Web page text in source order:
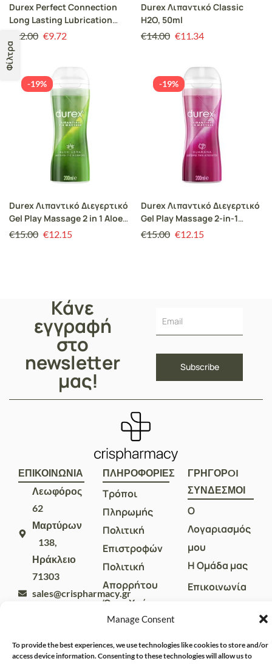
Manage Consent
To provide the best experiences, we use technologies like cookies to store and/or
access device information. Consenting to these technologies will allow us to
Φίλτρα
Durex Perfect Connection
Long Lasting Lubrication
Λιπαντικό Μεγάλης
Διάρκειας 50ml
12.00 €9.72
Durex Λιπαντικό Classic
H2O, 50ml
€14.00 €11.34
-19%
Durex Λιπαντικό Διεγερτικό
Gel Play Massage 2 in 1 Aloe
Vera, 200ml
€15.00 €12.15
-19%
Durex Λιπαντικό Διεγερτικό
Gel Play Massage 2-in-1
Guarana, 200ml
€15.00 €12.15
Κάνε
εγγραφή
στο
newsletter
μας!
ΕΠΙΚΟΙΝΩΝΙΑ
Λεωφόρος
62
Μαρτύρων
138,
Ηράκλειο
71303
sales@crispharmacy.gr
ΠΛΗΡΟΦΟΡΙΕΣ
Τρόποι
Πληρωμής
Πολιτική
Επιστροφών
Πολιτική
Απορρήτου
Όροι Χρήσης
ΓΡΗΓΟΡOI
ΣΥΝΔΕΣΜΟΙ
Ο
Λογαριασμός
μου
Η Ομάδα μας
Επικοινωνία